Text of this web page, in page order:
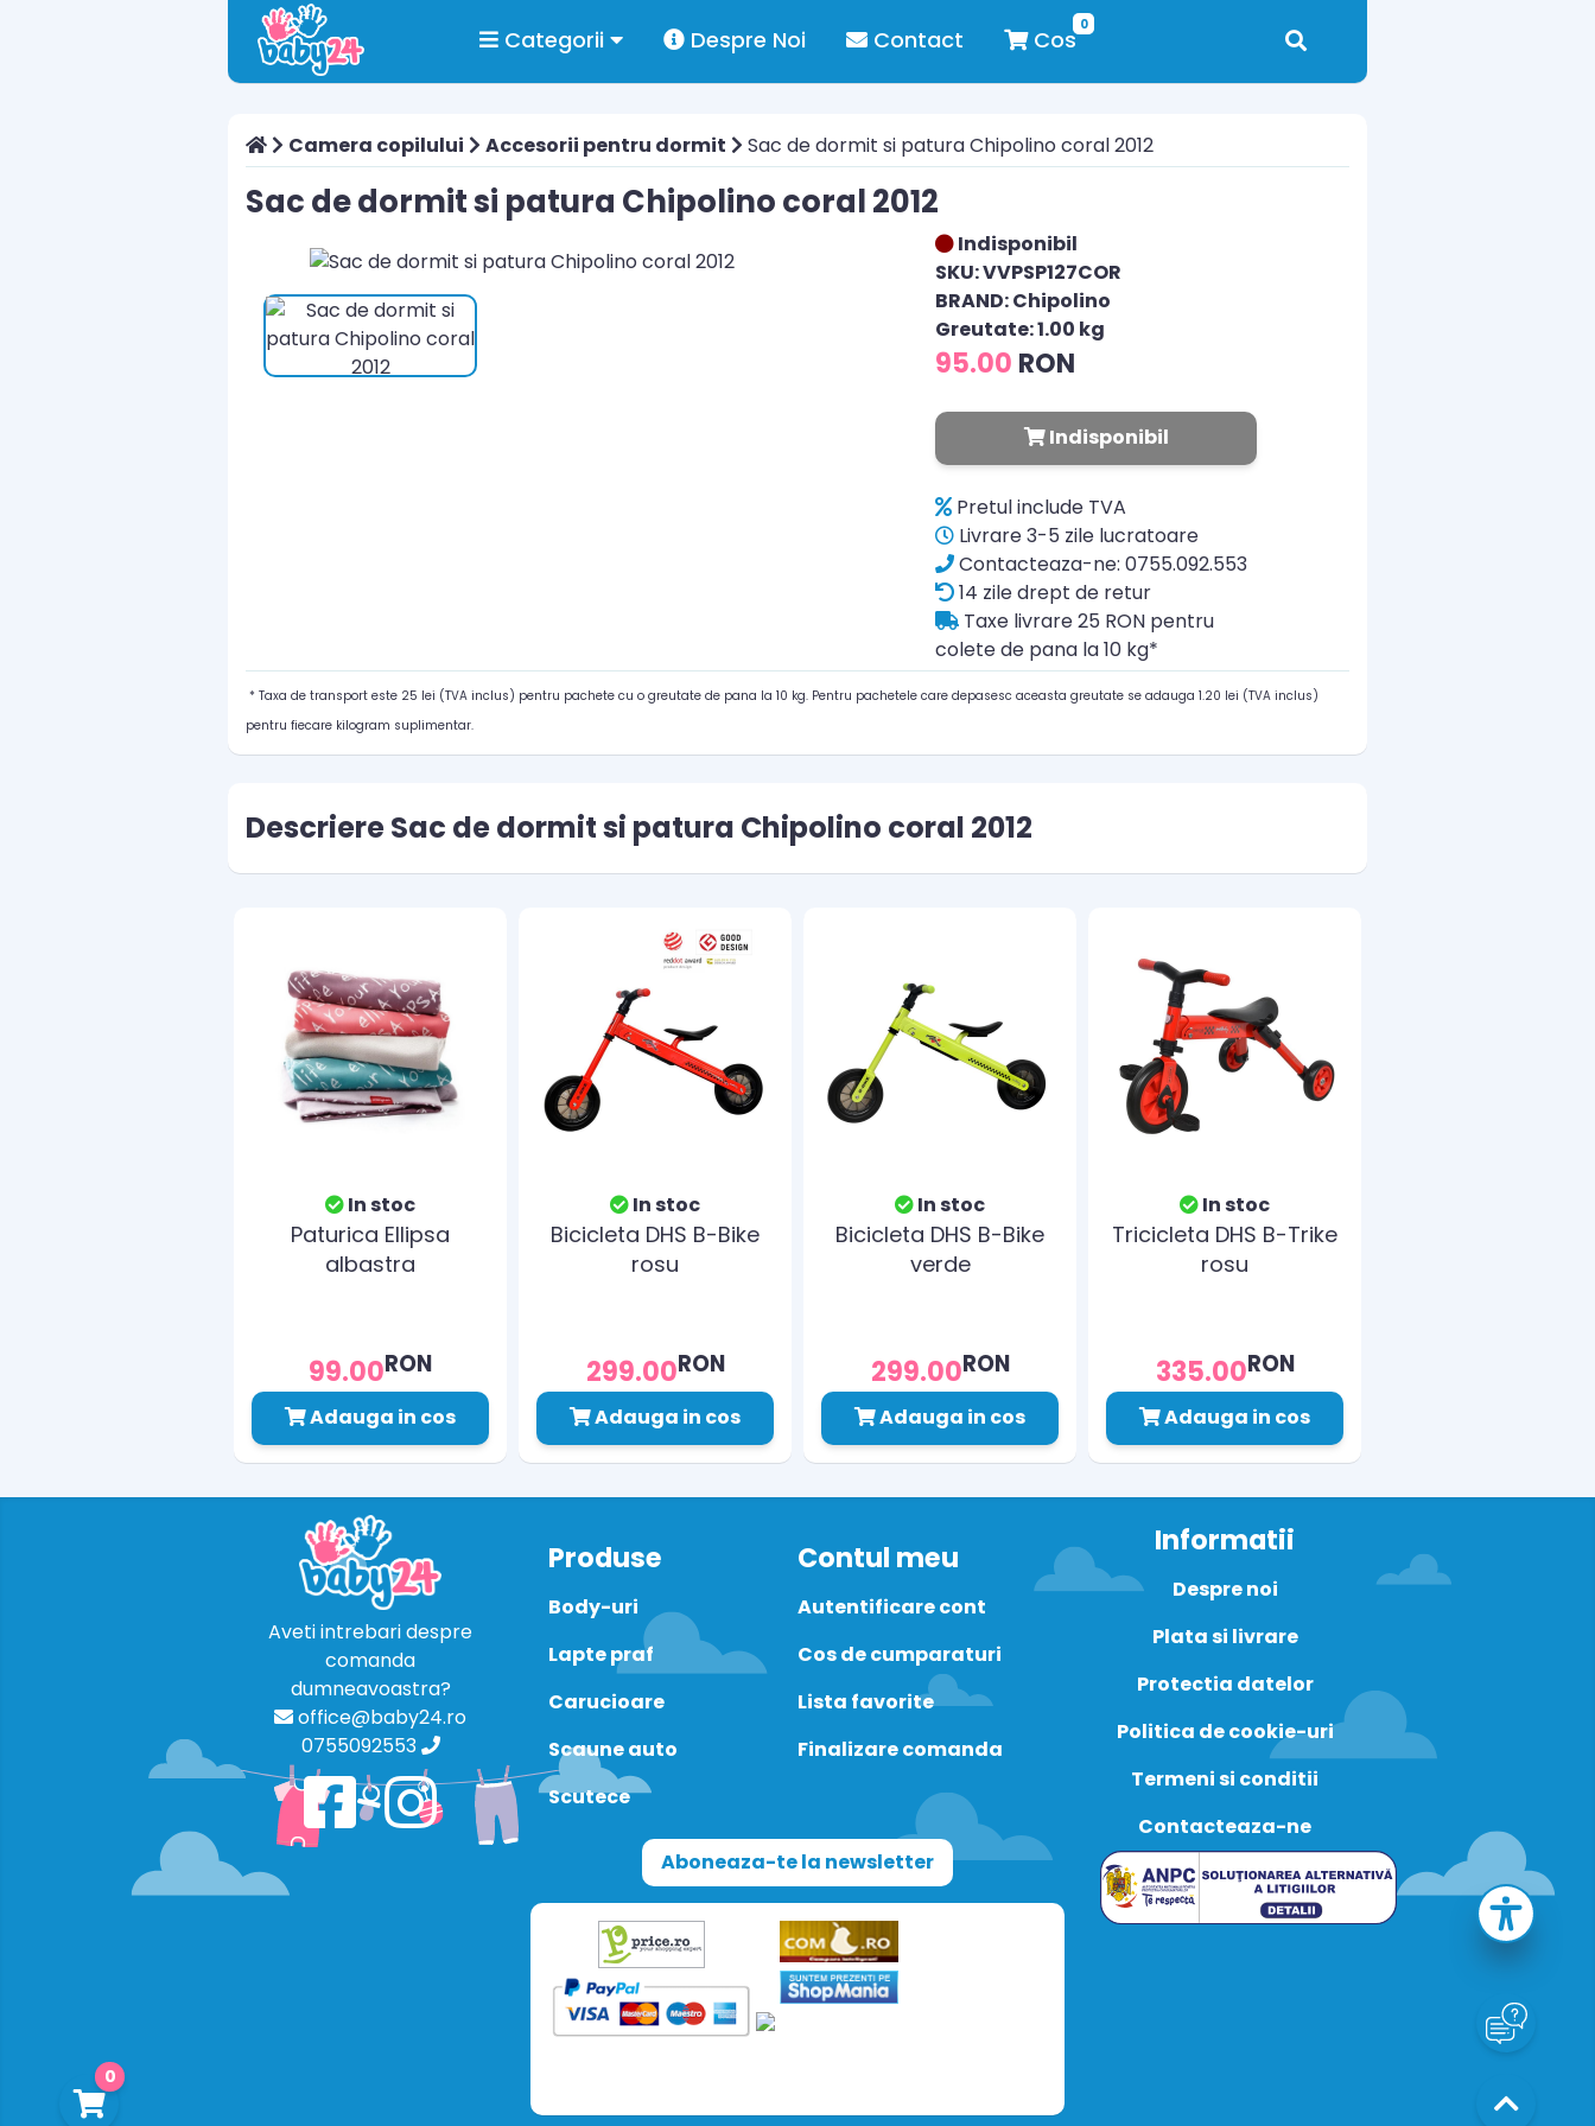
Categorii Despre Noi Contact
0
Cos
0
Camera copilului Accesorii pentru dormit Sac de dormit si patura Chipolino coral 2012
Sac de dormit si patura Chipolino coral 2012
Indisponibil
SKU: VVPSP127COR
BRAND: Chipolino
Greutate: 1.00 kg
95.00 RON
Indisponibil
Pretul include TVA
Livrare 3-5 zile lucratoare
Contacteaza-ne: 0755.092.553
14 zile drept de retur
Taxe livrare 25 RON pentru
colete de pana la 10 kg*
* Taxa de transport este 25 lei (TVA inclus) pentru pachete cu o greutate de pana la 10 kg. Pentru pachetele care depasesc aceasta greutate se adauga 1.20 lei (TVA inclus)
pentru fiecare kilogram suplimentar.
Descriere Sac de dormit si patura Chipolino coral 2012
In stoc
Paturica Ellipsa
albastra
99.00RON
Adauga in cos
In stoc
Bicicleta DHS B-Bike
rosu
299.00RON
Adauga in cos
In stoc
Bicicleta DHS B-Bike
verde
299.00RON
Adauga in cos
In stoc
Tricicleta DHS B-Trike
rosu
335.00RON
Adauga in cos
Aveti intrebari despre
comanda
dumneavoastra?
office@baby24.ro
0755092553
Produse
Body-uri
Lapte praf
Carucioare
Scaune auto
Scutece
Contul meu
Autentificare cont
Cos de cumparaturi
Lista favorite
Finalizare comanda
Aboneaza-te la newsletter
Informatii
Despre noi
Plata si livrare
Protectia datelor
Politica de cookie-uri
Termeni si conditii
Contacteaza-ne